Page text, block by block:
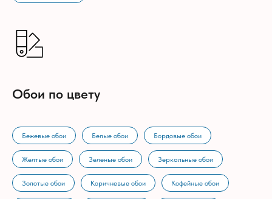
Обои по цвету
Бежевые обои Белые обои Бордовые обои
Желтые обои Зеленые обои Зеркальные обои
Золотые обои Коричневые обои Кофейные обои